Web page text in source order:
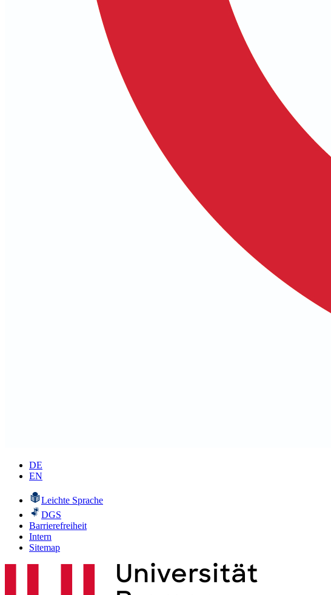
DE
EN
Leichte Sprache
DGS
Barrierefreiheit
Intern
Sitemap